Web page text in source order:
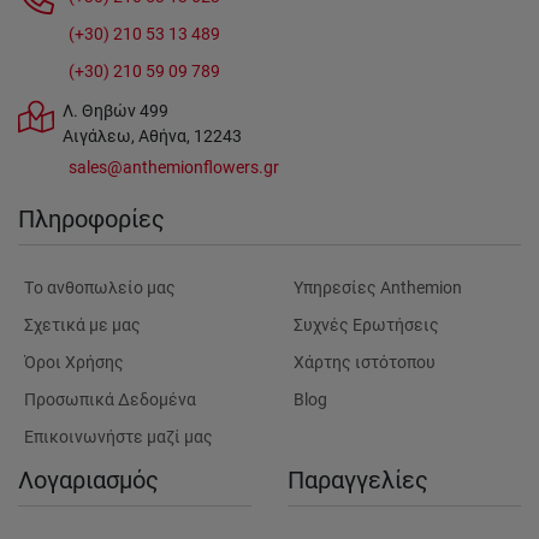
(+30) 210 53 13 489
(+30) 210 59 09 789
Λ. Θηβών 499
Αιγάλεω, Αθήνα, 12243
sales@anthemionflowers.gr
Πληροφορίες
Tο ανθοπωλείο μας
Σχετικά με μας
Όροι Χρήσης
Προσωπικά Δεδομένα
Επικοινωνήστε μαζί μας
Υπηρεσίες Anthemion
Συχνές Ερωτήσεις
Χάρτης ιστότοπου
Blog
Λογαριασμός Παραγγελίες